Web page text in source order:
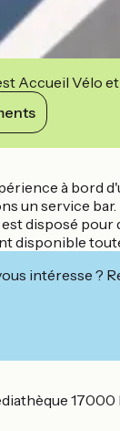
Accueil Vélo
à bord
un service bar.
est disposé
disponible
intéresse ?